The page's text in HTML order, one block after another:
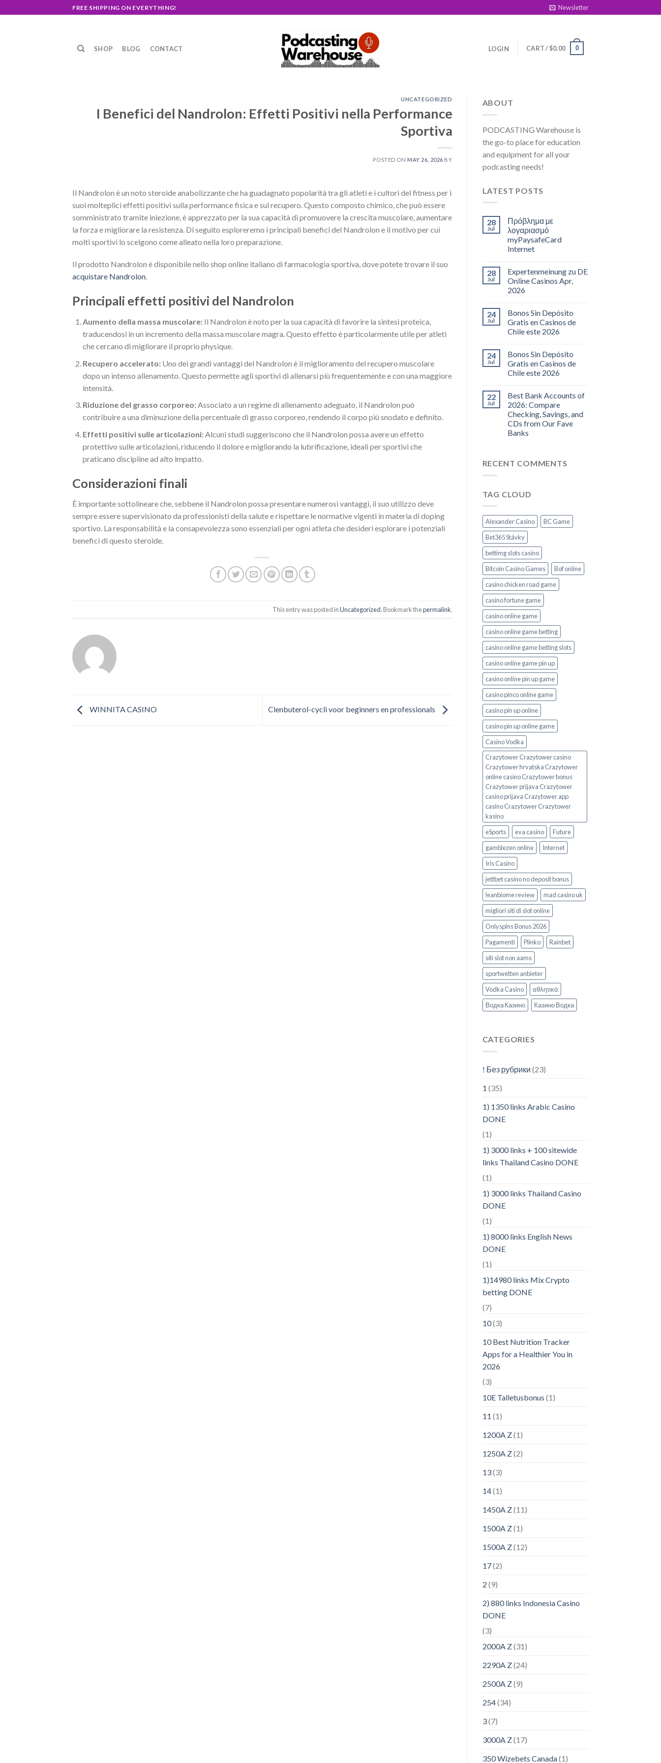
to
FREE SHIPPING ON EVERYTHING! Newsletter
SHOP BLOG CONTACT LOGIN CART /$0.00 0
UNCATEGORIZED
I Benefici del Nandrolon: Effetti Positivi nella Performance
Sportiva
POSTED ON MAY 26, 2026 BY
Il Nandrolon è un noto steroide anabolizzante che ha guadagnato popolarità tra gli atleti e i cultori del fitness per i
suoi molteplici effetti positivi sulla performance fisica e sul recupero. Questo composto chimico, che può essere
somministrato tramite iniezione, è apprezzato per la sua capacità di promuovere la crescita muscolare, aumentare
la forza e migliorare la resistenza. Di seguito esploreremo i principali benefici del Nandrolon e il motivo per cui
molti sportivi lo scelgono come alleato nella loro preparazione.
Il prodotto Nandrolon è disponibile nello shop online italiano di farmacologia sportiva, dove potete trovare il suo
acquistare Nandrolon.
Principali effetti positivi del Nandrolon
Aumento della massa muscolare:Il Nandrolon è noto per la sua capacità di favorire la sintesi proteica,
traducendosi in un incremento della massa muscolare magra. Questo effetto è particolarmente utile per atleti
che cercano di migliorare il proprio physique.
Recupero accelerato:Uno dei grandi vantaggi del Nandrolon è il miglioramento del recupero muscolare
dopo un intenso allenamento. Questo permette agli sportivi di allenarsi più frequentemente e con una maggiore
intensità.
Riduzione del grasso corporeo:Associato a un regime di allenamento adeguato, il Nandrolon può
contribuire a una diminuzione della percentuale di grasso corporeo, rendendo il corpo più snodato e definito.
Effetti positivi sulle articolazioni:Alcuni studi suggeriscono che il Nandrolon possa avere un effetto
protettivo sulle articolazioni, riducendo il dolore e migliorando la lubrificazione, ideali per sportivi che
praticano discipline ad alto impatto.
Considerazioni finali
È importante sottolineare che, sebbene il Nandrolon possa presentare numerosi vantaggi, il suo utilizzo deve
sempre essere supervisionato da professionisti della salute e rispettare le normative vigenti in materia di doping
sportivo. La responsabilità e la consapevolezza sono essenziali per ogni atleta che desideri esplorare i potenziali
benefici di questo steroide.
This entry was posted inUncategorized. Bookmark thepermalink.
WINNITA CASINO Clenbuterol-cycli voor beginners en professionals
ABOUT
PODCASTING Warehouse is
the go-to place for education
and equipment for all your
podcasting needs!
LATEST POSTS
28
Jul
Πρόβλημα με
λογαριασμό
myPaysafeCard
Internet
28
Jul
Expertenmeinung zu DE
Online Casinos Apr,
2026
24
Jul
Bonos Sin Depósito
Gratis en Casinos de
Chile este 2026
24
Jul
Bonos Sin Depósito
Gratis en Casinos de
Chile este 2026
22
Jul
Best Bank Accounts of
2026: Compare
Checking, Savings, and
CDs from Our Fave
Banks
RECENT COMMENTS
TAG CLOUD
Alexander Casino
BC Game
Bet365 Stávky
bettimg slots casino
Bitcoin Casino Games
Bof online
casino chicken road game
casino fortune game
casino online game
casino online game betting
casino online game betting slots
casino online game pin up
casino online pin up game
casino pinco online game
casino pin up online
casino pin up online game
Casino Vodka
Crazytower Crazytower casino
Crazytower hrvatska Crazytower
online casino Crazytower bonus
Crazytower prijava Crazytower
casino prijava Crazytower app
casino Crazytower Crazytower
kasino
eSports
eva casino
Future
gamblezen online
Internet
Iris Casino
jettbet casino no deposit bonus
leanbiome review
mad casino uk
migliori siti di slot online
Onlyspins Bonus 2026
Pagamenti
Plinko
Rainbet
siti slot non aams
sportwetten anbieter
Vodka Casino
αθλητικά
Водка Казино
Казино Водка
CATEGORIES
! Без рубрики (23)
1 (35)
1) 1350 links Arabic Casino
DONE
(1)
1) 3000 links + 100 sitewide
links Thailand Casino DONE
(1)
1) 3000 links Thailand Casino
DONE
(1)
1) 8000 links English News
DONE
(1)
1)14980 links Mix Crypto
betting DONE
(7)
10(3)
10 Best Nutrition Tracker
Apps for a Healthier You in
2026
(3)
10E Talletusbonus (1)
11 (1)
1200A Z(1)
1250A Z(2)
13(3)
14(1)
1450A Z(11)
1500A Z(1)
1500A Z(12)
17(2)
2 (9)
2) 880 links Indonesia Casino
DONE
(3)
2000A Z(31)
2290A Z(24)
2500A Z(9)
254(34)
3(7)
3000A Z(17)
350 Wizebets Canada(1)